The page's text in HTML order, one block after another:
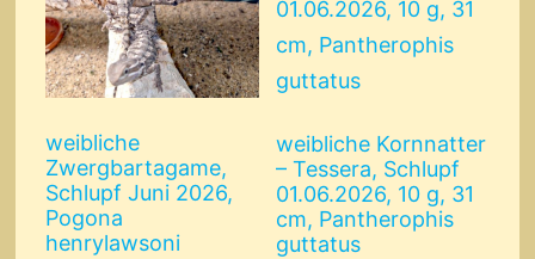
weibliche
Zwergbartagame,
Schlupf Juni 2026,
Pogona
henrylawsoni
weibliche Kornnatter
– Tessera, Schlupf
01.06.2026, 10 g, 31
cm, Pantherophis
guttatus